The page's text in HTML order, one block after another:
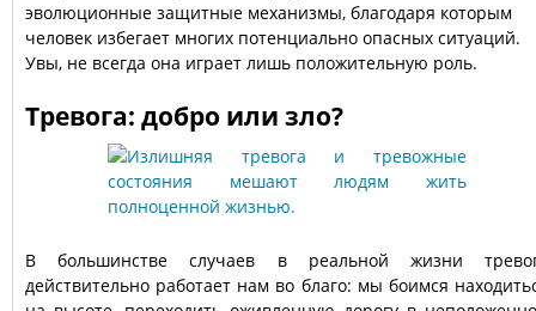
эволюционные защитные механизмы, благодаря которым
человек избегает многих потенциально опасных ситуаций.
Увы, не всегда она играет лишь положительную роль.
Тревога: добро или зло?
В большинстве случаев в реальной жизни
действительно работает нам во благо: мы боимся